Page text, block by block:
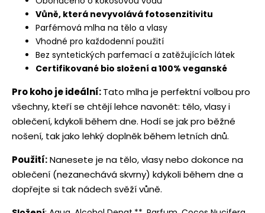
Vůně, která nevyvolává fotosenzitivitu
Parfémová mlha na tělo a vlasy
Vhodné pro každodenní použití
Bez syntetických parfemací a zatěžujících látek
Certifikované bio složení a 100% veganské
Pro koho je ideální:Tato mlha je perfektní volbou pro
všechny, kteří se chtějí lehce navonět: tělo, vlasy i
oblečení, kdykoli během dne. Hodí se jak pro běžné
nošení, tak jako lehký doplněk během letních dnů.
Použití:Nanesete je na tělo, vlasy nebo dokonce na
oblečení (nezanechává skvrny) kdykoli během dne a
dopřejte si tak nádech svěží vůně.